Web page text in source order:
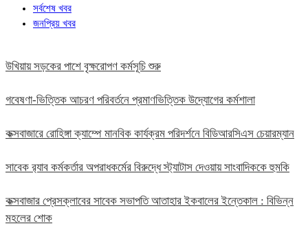
সর্বশেষ খবর
জনপ্রিয় খবর
উখিয়ায় সড়কের পাশে বৃক্ষরোপণ কর্মসূচি শুরু
গবেষণা-ভিত্তিক আচরণ পরিবর্তনে প্রমাণভিত্তিক উদ্যোগের কর্মশালা
কক্সবাজারে রোহিঙ্গা ক্যাম্পে মানবিক কার্যক্রম পরিদর্শনে বিডিআরসিএস চেয়ারম্যান
সাবেক র‍্যাব কর্মকর্তার অপরাধকর্মের বিরুদ্ধে স্ট্যাটাস দেওয়ায় সাংবাদিককে হুমকি
কক্সবাজার প্রেসক্লাবের সাবেক সভাপতি আতাহার ইকবালের ইন্তেকাল : বিভিন্ন
মহলের শোক